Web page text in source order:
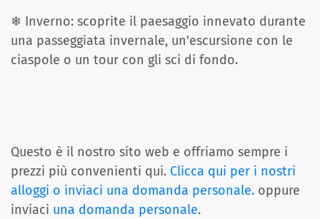
❄ Inverno: scoprite il paesaggio innevato durante
una passeggiata invernale, un'escursione con le
ciaspole o un tour con gli sci di fondo.
Questo è il nostro sito web e offriamo sempre i
prezzi più convenienti qui. Clicca qui per i nostri
alloggi o inviaci una domanda personale. oppure
inviaci una domanda personale.